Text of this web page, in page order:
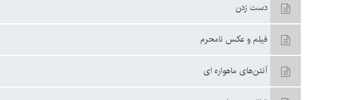
دست زدن‏
فيلم و عکس نامحرم
آنتن‌هاى ماهواره ‏اى